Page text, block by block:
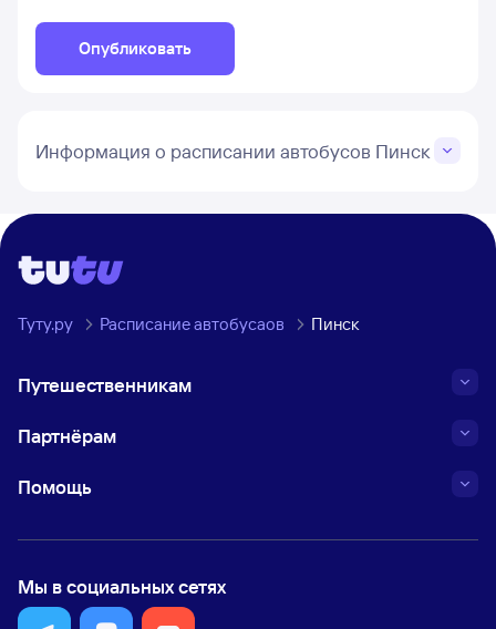
Опубликовать
Информация о расписании автобусов Пинск
Туту.ру Расписание автобусаов Пинск
Путешественникам
Партнёрам
Помощь
Мы в социальных сетях